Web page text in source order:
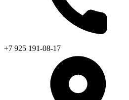
+7 925 191-08-17